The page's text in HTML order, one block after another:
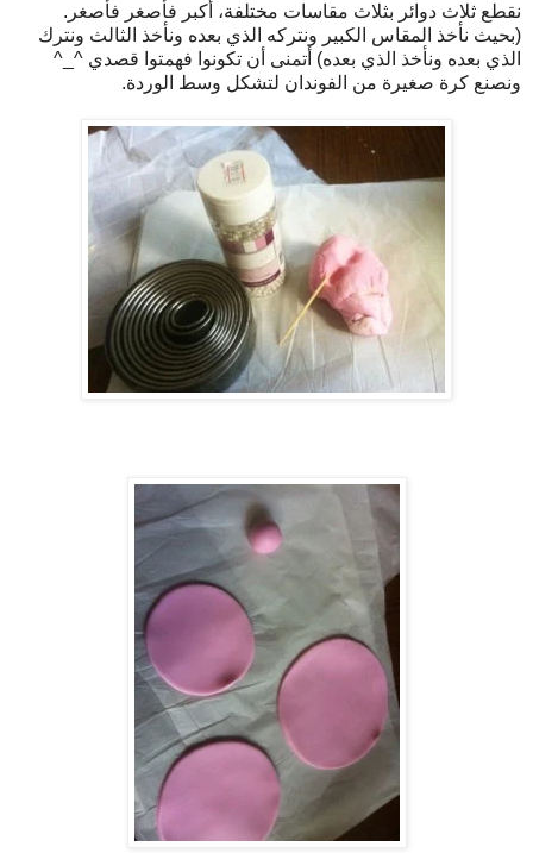
نقطع ثلاث دوائر بثلاث مقاسات مختلفة، أكبر فأصغر فأصغر.
(بحيث نأخذ المقاس الكبير ونتركه الذي بعده ونأخذ الثالث ونترك
الذي بعده ونأخذ الذي بعده) أتمنى أن تكونوا فهمتوا قصدي ^_^
ونصنع كرة صغيرة من الفوندان لتشكل وسط الوردة.